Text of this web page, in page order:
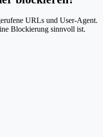
URLs und User-Agent.
Blockierung sinnvoll ist.